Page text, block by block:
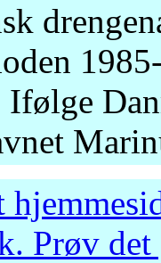
. Prøv